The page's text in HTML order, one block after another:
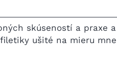
skúseností a praxe
ušité na mieru